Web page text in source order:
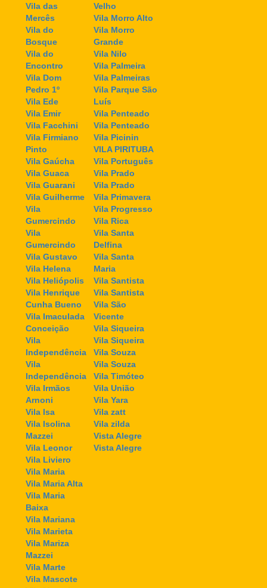
Vila das
Mercês
Vila do
Bosque
Vila do
Encontro
Vila Dom
Pedro 1º
Vila Ede
Vila Emir
Vila Facchini
Vila Firmiano
Pinto
Vila Gaúcha
Vila Guaca
Vila Guarani
Vila Guilherme
Vila
Gumercindo
Vila
Gumercindo
Vila Gustavo
Vila Helena
Vila Heliópolis
Vila Henrique
Cunha Bueno
Vila Imaculada
Conceição
Vila
Independência
Vila
Independência
Vila Irmãos
Arnoni
Vila Isa
Vila Isolina
Mazzei
Vila Leonor
Vila Liviero
Vila Maria
Vila Maria Alta
Vila Maria
Baixa
Vila Mariana
Vila Marieta
Vila Mariza
Mazzei
Vila Marte
Vila Mascote
Velho
Vila Morro Alto
Vila Morro
Grande
Vila Nilo
Vila Palmeira
Vila Palmeiras
Vila Parque São
Luís
Vila Penteado
Vila Penteado
Vila Picinin
VILA PIRITUBA
Vila Português
Vila Prado
Vila Prado
Vila Primavera
Vila Progresso
Vila Rica
Vila Santa
Delfina
Vila Santa
Maria
Vila Santista
Vila Santista
Vila São
Vicente
Vila Siqueira
Vila Siqueira
Vila Souza
Vila Souza
Vila Timóteo
Vila União
Vila Yara
Vila zatt
Vila zilda
Vista Alegre
Vista Alegre